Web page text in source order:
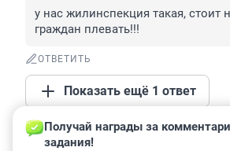
у нас жилинспекция такая, стоит
граждан плевать!!!
ОТВЕТИТЬ
Показать ещё 1 ответ
Гость
13 июня, 16:21
Получай награды за
задания!